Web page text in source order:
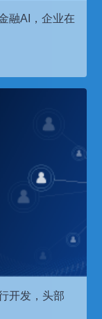
融AI，企业在
开发，头部